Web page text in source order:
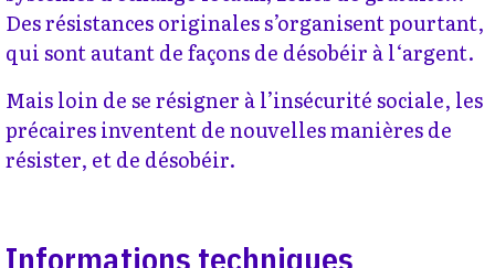
Des résistances originales s’organisent pourtant,
qui sont autant de façons de désobéir à l‘argent.
Mais loin de se résigner à l’insécurité sociale, les
précaires inventent de nouvelles manières de
résister, et de désobéir.
Informations techniques